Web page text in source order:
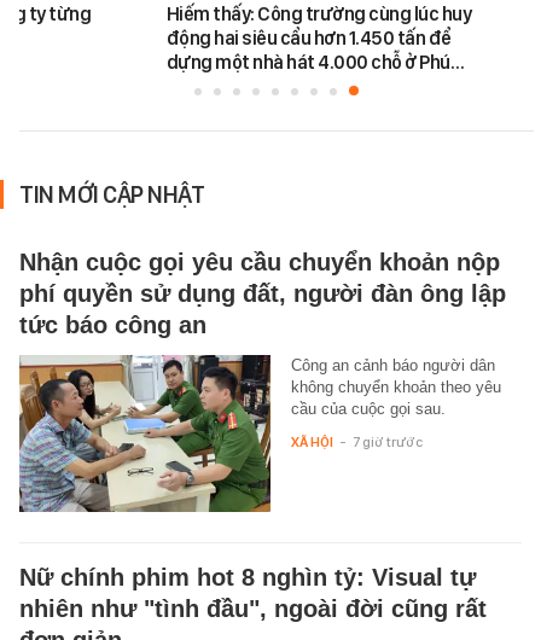
ty từng
Hiếm thấy: Công trường cùng lúc huy
động hai siêu cẩu hơn 1.450 tấn để
dựng một nhà hát 4.000 chỗ ở Phú…
TIN MỚI CẬP NHẬT
Nhận cuộc gọi yêu cầu chuyển khoản nộp
phí quyền sử dụng đất, người đàn ông lập
tức báo công an
Công an cảnh báo người dân
không chuyển khoản theo yêu
cầu của cuộc gọi sau.
XÃ HỘI - 7 giờ trước
Nữ chính phim hot 8 nghìn tỷ: Visual tự
nhiên như "tình đầu", ngoài đời cũng rất